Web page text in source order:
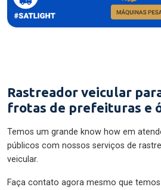
Rastreador veicular
frotas de prefeituras e
Temos um grande know how em
públicos com nossos serviços de
veicular.
Faça contato agora mesmo que